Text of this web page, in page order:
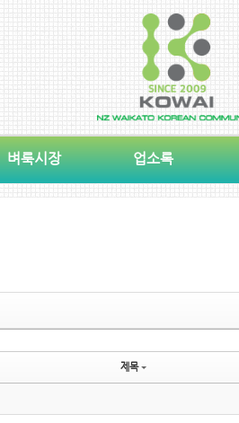
벼룩시장 업소록
제목